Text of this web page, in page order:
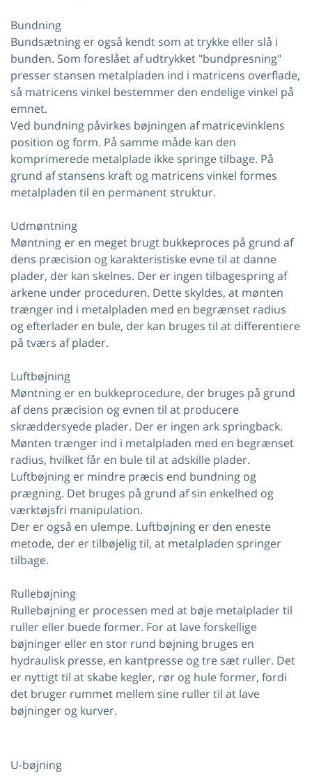
Bundning
Bundsætning er også kendt som at trykke eller slå i
bunden. Som foreslået af udtrykket "bundpresning"
presser stansen metalpladen ind i matricens overflade,
så matricens vinkel bestemmer den endelige vinkel på
emnet.
Ved bundning påvirkes bøjningen af ​​matricevinklens
position og form. På samme måde kan den
komprimerede metalplade ikke springe tilbage. På
grund af stansens kraft og matricens vinkel formes
metalpladen til en permanent struktur.
Udmøntning
Møntning er en meget brugt bukkeproces på grund af
dens præcision og karakteristiske evne til at danne
plader, der kan skelnes. Der er ingen tilbagespring af
arkene under proceduren. Dette skyldes, at mønten
trænger ind i metalpladen med en begrænset radius
og efterlader en bule, der kan bruges til at differentiere
på tværs af plader.
Luftbøjning
Møntning er en bukkeprocedure, der bruges på grund
af dens præcision og evnen til at producere
skræddersyede plader. Der er ingen ark springback.
Mønten trænger ind i metalpladen med en begrænset
radius, hvilket får en bule til at adskille plader.
Luftbøjning er mindre præcis end bundning og
prægning. Det bruges på grund af sin enkelhed og
værktøjsfri manipulation.
Der er også en ulempe. Luftbøjning er den eneste
metode, der er tilbøjelig til, at metalpladen springer
tilbage.
Rullebøjning
Rullebøjning er processen med at bøje metalplader til
ruller eller buede former. For at lave forskellige
bøjninger eller en stor rund bøjning bruges en
hydraulisk presse, en kantpresse og tre sæt ruller. Det
er nyttigt til at skabe kegler, rør og hule former, fordi
det bruger rummet mellem sine ruller til at lave
bøjninger og kurver.
U-bøjning